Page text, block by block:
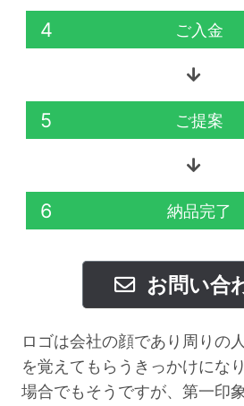
4 ご入金
5 ご提案
6 納品完了
お問い合
ロゴは会社の顔であり周りの
を覚えてもらうきっかけにな
場合でもそうですが、第一印